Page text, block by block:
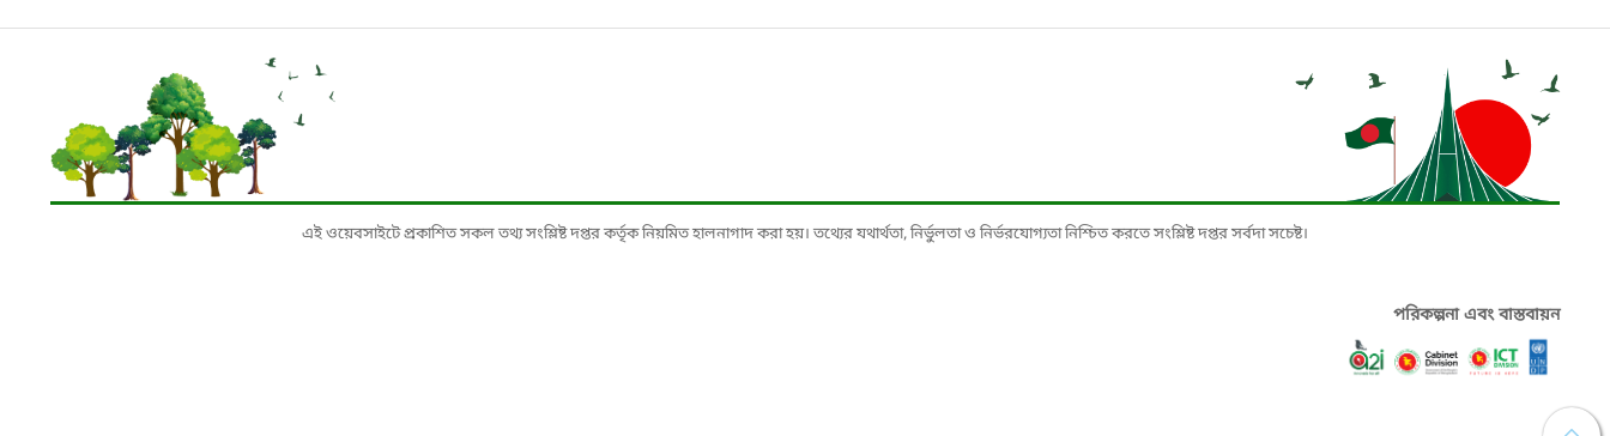
এই ওয়েবসাইটে প্রকাশিত সকল তথ্য সংশ্লিষ্ট দপ্তর কর্তৃক নিয়মিত হালনাগাদ করা হয়। তথ্যের যথার্থতা, নির্ভুলতা ও নির্ভরযোগ্যতা নিশ্চিত করতে সংশ্লিষ্ট দপ্তর সর্বদা সচেষ্ট।
পরিকল্পনা এবং বাস্তবায়ন